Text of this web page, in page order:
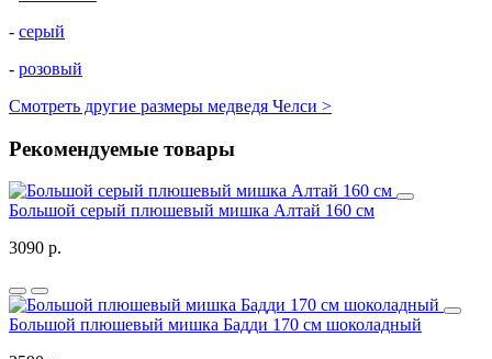
- серый
- розовый
Смотреть другие размеры медведя Челси >
Рекомендуемые товары
Большой серый плюшевый мишка Алтай 160 см
3090 р.
Большой плюшевый мишка Бадди 170 см шоколадный